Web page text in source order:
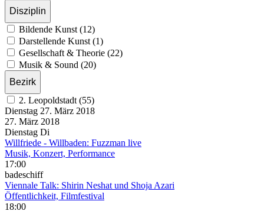
Disziplin
Bildende Kunst (12)
Darstellende Kunst (1)
Gesellschaft & Theorie (22)
Musik & Sound (20)
Bezirk
2. Leopoldstadt (55)
Dienstag 27. März 2018
27. März 2018
Dienstag Di
Willfriede - Willbaden: Fuzzman live
Musik, Konzert, Performance
17:00
badeschiff
Viennale Talk: Shirin Neshat und Shoja Azari
Öffentlichkeit, Filmfestival
18:00